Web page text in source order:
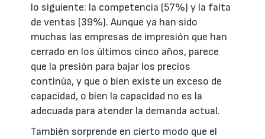
lo siguiente: la competencia (57%) y la falta
de ventas (39%). Aunque ya han sido
muchas las empresas de impresión que han
cerrado en los últimos cinco años, parece
que la presión para bajar los precios
continúa, y que o bien existe un exceso de
capacidad, o bien la capacidad no es la
adecuada para atender la demanda actual.
También sorprende en cierto modo que el